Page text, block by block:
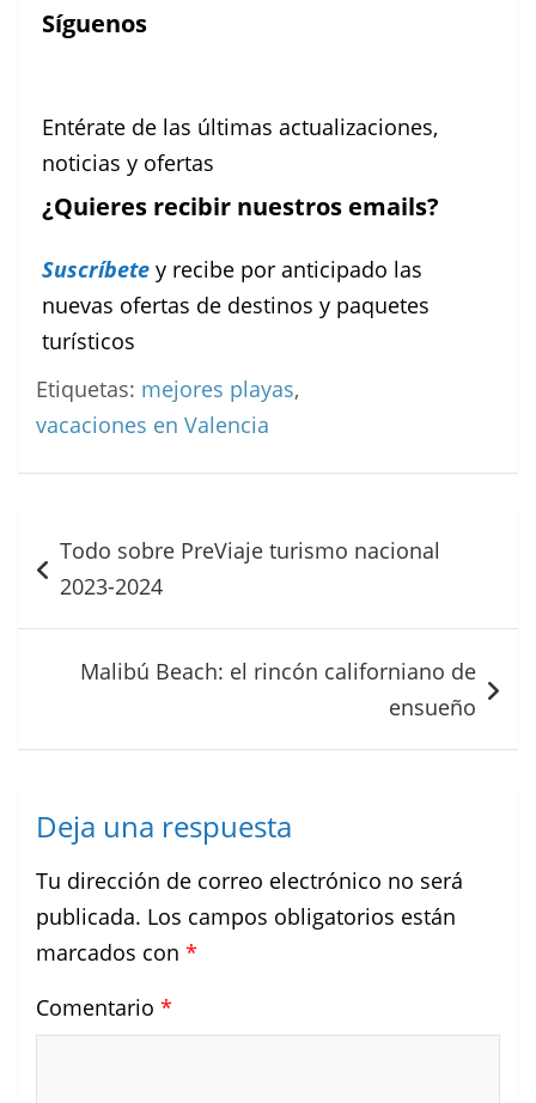
Síguenos
Entérate de las últimas actualizaciones,
noticias y ofertas
¿Quieres recibir nuestros emails?
Suscríbete y recibe por anticipado las
nuevas ofertas de destinos y paquetes
turísticos
Etiquetas: mejores playas,
vacaciones en Valencia
Navegación
de
entradas
Todo sobre PreViaje turismo nacional
2023-2024
Malibú Beach: el rincón californiano de
ensueño
Deja una respuesta
Tu dirección de correo electrónico no será
publicada. Los campos obligatorios están
marcados con *
Comentario *